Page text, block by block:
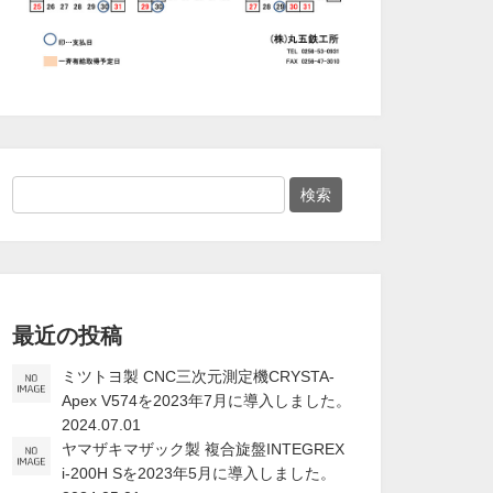
最近の投稿
ミツトヨ製 CNC三次元測定機CRYSTA-
Apex V574を2023年7月に導入しました。
2024.07.01
ヤマザキマザック製 複合旋盤INTEGREX
i-200H Sを2023年5月に導入しました。